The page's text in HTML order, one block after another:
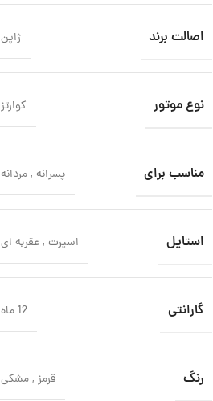
اصالت برند ژاپن
نوع موتور کوارتز
مناسب برای پسرانه ,مردانه
استایل اسپرت ,عقربه ای
گارانتی 12 ماه
رنگ قرمز ,مشکی